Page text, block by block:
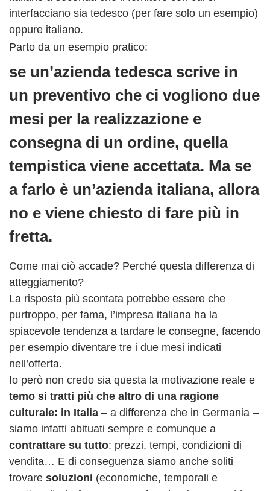
interfacciano sia tedesco (per fare solo un esempio)
oppure italiano.
Parto da un esempio pratico:
se un’azienda tedesca scrive in
un preventivo che ci vogliono due
mesi per la realizzazione e
consegna di un ordine, quella
tempistica viene accettata. Ma se
a farlo è un’azienda italiana, allora
no e viene chiesto di fare più in
fretta.
Come mai ciò accade? Perché questa differenza di
atteggiamento?
La risposta più scontata potrebbe essere che
purtroppo, per fama, l’impresa italiana ha la
spiacevole tendenza a tardare le consegne, facendo
per esempio diventare tre i due mesi indicati
nell’offerta.
Io però non credo sia questa la motivazione reale e
temo si tratti più che altro di una ragione
culturale: in Italia – a differenza che in Germania –
siamo infatti abituati sempre e comunque a
contrattare su tutto: prezzi, tempi, condizioni di
vendita… E di conseguenza siamo anche soliti
trovare soluzioni (economiche, temporali e